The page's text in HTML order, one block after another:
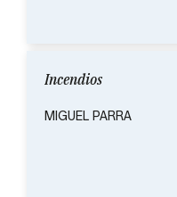
Incendios
MIGUEL PARRA